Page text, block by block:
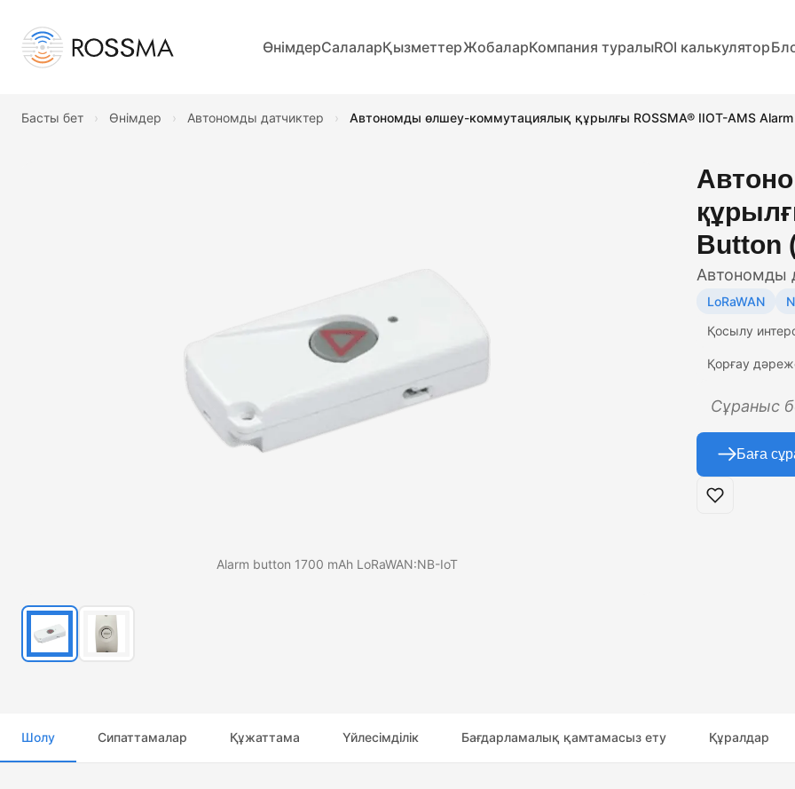
ӨнімдерСалаларҚызметтерЖобаларКомпания туралыROI калькулятор
Басты бет › Өнімдер › Автономды датчиктер › Автономды өлшеу-коммутациялық құрылғы ROSSMA® IIOT-AMS Alarm
Alarm button 1700 mAh LoRaWAN:NB-IoT
Button
Автономды
LoRaWAN
Қосылу
Қорғау
Сұраныс
Баға
Шолу Сипаттамалар Құжаттама Үйлесімділік Бағдарламалық қамтамасыз ету Құралдар